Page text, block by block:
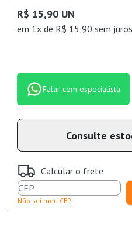
R$ 15,90 UN
em 1x de R$ 15,90 sem juros
Falar com especialista
Consulte
Calcular o frete
Não sei meu CEP